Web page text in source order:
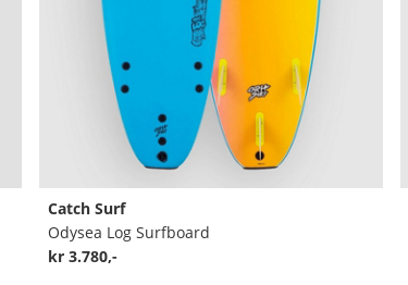
Catch Surf
Odysea Log Surfboard
kr 3.780,-